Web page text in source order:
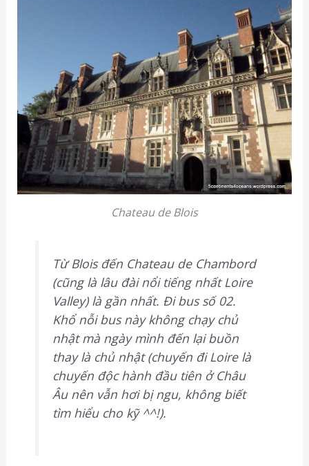
Chateau de Blois
Từ Blois đến Chateau de Chambord
(cũng là lâu đài nổi tiếng nhất Loire
Valley) là gần nhất. Đi bus số 02.
Khổ nỗi bus này không chạy chủ
nhật mà ngày mình đến lại buồn
thay là chủ nhật (chuyến đi Loire là
chuyến độc hành đầu tiên ở Châu
Âu nên vẫn hơi bị ngu, không biết
tìm hiểu cho kỹ ^^!).